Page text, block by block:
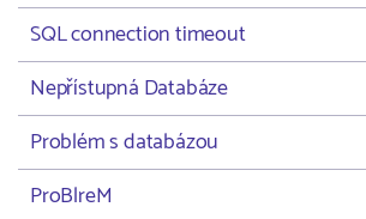
SQL connection timeout
Nepřístupná Databáze
Problém s databázou
ProBlreM